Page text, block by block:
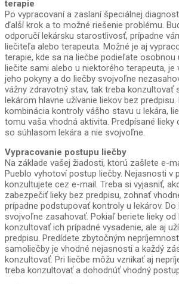
terapie
Po vypracovaní a zaslaní špeciálnej
ďalší krok a to možné riešenie problému.
odporučí lekársku starostlivosť, prípadne
liečiteľa alebo terapeuta. Možné je aj
terapie, kde sa na liečbe podieľate
liečite sami alebo u niektorého terapeuta, je
jeho pokyny a do liečby svojvoľne
vážny zdravotný stav, tak treba konzultovať
lekárom hlavne užívanie liekov bez predpisu.
kombinácia kontroly vášho stavu u lekára,
tomu vaša vhodná aktivita. Predpísané lieky
so súhlasom lekára a nie svojvoľne.
Vypracovanie postupu liečby
Na základe vašej žiadosti, ktorú zašlete e-
Pueblo vyhotoví postup liečby. Nejasnosti v
konzultujete cez e-mail. Treba si vyjasniť,
zabezpečiť lieky bez predpisu, zohnať
prípadne podstupovať kontroly u lekárov.
svojvoľne zasahovať. Pokiaľ beriete lieky od
konzultovať ich prípadné vysadenie, ale aj
predpisu. Predídete zbytočným
samoliečby je vhodné nejasnosti a každý
konzultovať. Pri liečbe môžu vznikať aj
treba konzultovať a dohodnúť vhodný